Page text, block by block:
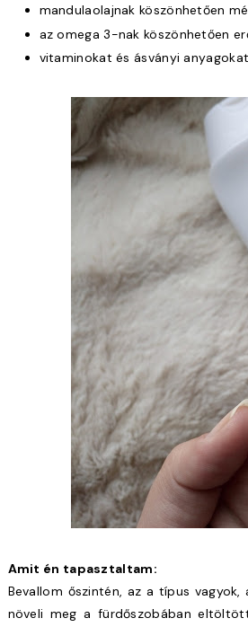
mandulaolajnak köszönhetően
az omega 3-nak köszönhetően
vitaminokat és ásványi
Amit én tapasztaltam:
Bevallom őszintén, az a típus
növeli meg a fürdőszobában